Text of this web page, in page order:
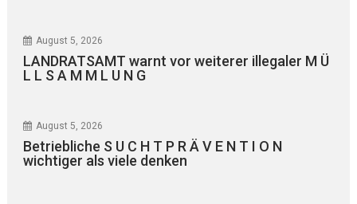
August 5, 2026
LANDRATSAMT warnt vor weiterer illegaler M Ü
L L S A M M L U N G
August 5, 2026
Betriebliche S U C H T P R Ä V E N T I O N
wichtiger als viele denken